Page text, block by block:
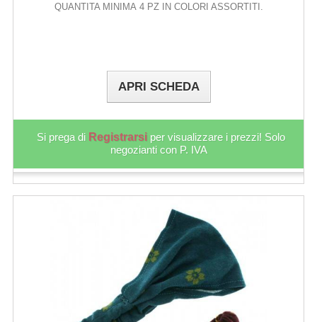
QUANTITA MINIMA 4 PZ IN COLORI ASSORTITI.
APRI SCHEDA
Si prega di Registrarsi per visualizzare i prezzi! Solo
negozianti con P. IVA